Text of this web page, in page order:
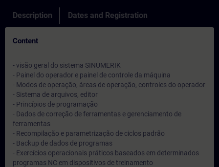
Description Dates and Registration
Content
- visão geral do sistema SINUMERIK
- Painel do operador e painel de controle da máquina
- Modos de operação, áreas de operação, controles do operador
- Sistema de arquivos, editor
- Princípios de programação
- Dados de correção de ferramentas e gerenciamento de
ferramentas
- Recompilação e parametrização de ciclos padrão
- Backup de dados de programas
- Exercícios operacionais práticos baseados em determinados
programas NC em dispositivos de treinamento